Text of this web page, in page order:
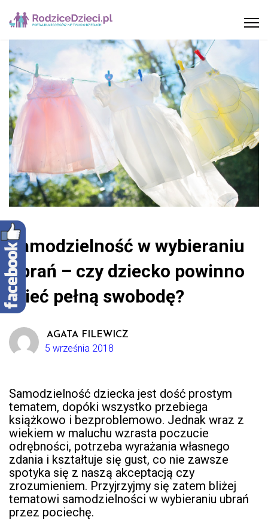
Samodzielność w wybieraniu
ubrań – czy dziecko powinno
mieć pełną swobodę?
AGATA FILEWICZ
5 września 2018
Samodzielność dziecka jest dość prostym
tematem, dopóki wszystko przebiega
książkowo i bezproblemowo. Jednak wraz z
wiekiem w maluchu wzrasta poczucie
odrębności, potrzeba wyrażania własnego
zdania i kształtuje się gust, co nie zawsze
spotyka się z naszą akceptacją czy
zrozumieniem. Przyjrzyjmy się zatem bliżej
tematowi samodzielności w wybieraniu ubrań
przez pociechę.